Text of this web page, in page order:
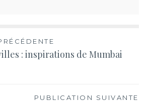
: inspirations de Mumbai
PUBLICATION SUIVANTE